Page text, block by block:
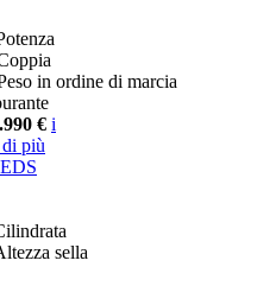
in ordine di marcia
€ i
più
sella